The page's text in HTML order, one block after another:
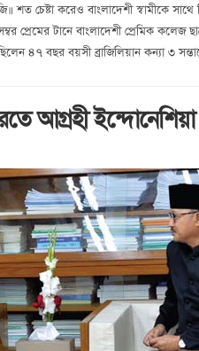
শত চেষ্টা করেও বাংলাদেশী স্বামীকে
প্রেমের টানে বাংলাদেশী প্রেমিক কলেজ
৪৭ বছর বয়সী ব্রাজিলিয়ান কন্যা ৩
আগ্রহী ইন্দোনেশিয়া